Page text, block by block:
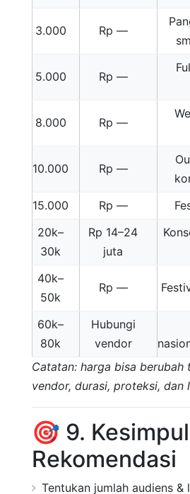
3.000 Rp —
5.000 Rp —
8.000 Rp —
10.000 Rp —
15.000
Rp —
20k–
30k
Rp 14–24
juta
40k–
50k
Rp —
60k–
80k
Hubungi
vendor
Catatan: harga bisa berubah
vendor, durasi, proteksi, dan
🎯 9.
Rekomendasi
Tentukan jumlah audiens &